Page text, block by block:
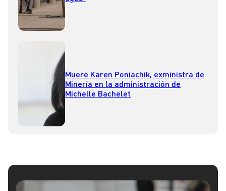
Muere Karen Poniachik, exministra de
Minería en la administración de
Michelle Bachelet